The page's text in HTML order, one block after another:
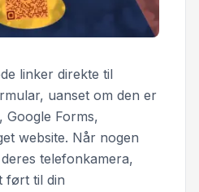
linker direkte til
uanset om den er
Google Forms,
website. Når nogen
telefonkamera,
ført til din